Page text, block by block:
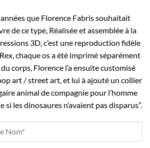
que Florence Fabris souhaitait
de ce type, Réalisée et assemblée à la
3D, c’est une reproduction fidèle
chaque os a été imprimé séparément
corps, Florence l’a ensuite customisé
art / street art, et lui à ajouté un collier
animal de compagnie pour l’homme
si les dinosaures n’avaient pas disparus”.